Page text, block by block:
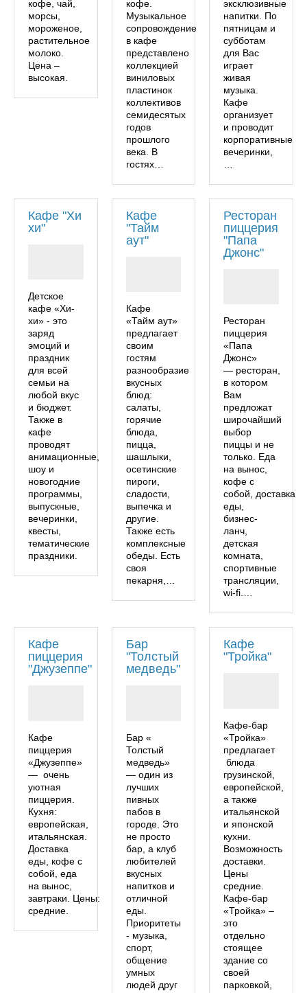
кофе, чай,
морсы,
мороженое,
растительное
молоко.
Цена –
высокая.
кофе.
Музыкальное
сопровождение
в кафе
представлено
коллекцией
виниловых
пластинок
коллективов
семидесятых
годов
прошлого
века. В
гостях…
эксклюзивные
напитки. По
пятницам и
субботам
для Вас
играет
живая
музыка.
Кафе
организует
и проводит
корпоративные
вечеринки,
Кафе "Хи
хи"
Детское
кафе «Хи-
хи» - это
заряд
эмоций и
праздник
для всей
семьи на
любой вкус
и бюджет.
Также в
кафе
проводят
анимационные,
шоу и
новогодние
программы,
выпускные,
вечеринки,
квесты,
тематические
праздники.
Кафе
"Тайм
аут"
Кафе
«Тайм аут»
предлагает
своим
гостям
разнообразие
вкусных
блюд:
салаты,
горячие
блюда,
пицца,
шашлыки,
осетинские
пироги,
сладости,
выпечка и
другие.
Также есть
комплексные
обеды. Есть
своя
пекарня,…
Ресторан
пиццерия
"Папа
Джонс"
Ресторан
пиццерия
«Папа
Джонс»
— ресторан,
в котором
Вам
предложат
широчайший
выбор
пиццы и не
только. Еда
на вынос,
кофе с
собой, доставка
еды,
бизнес-
ланч,
детская
комната,
спортивные
трансляции,
wi-fi.…
Кафе
пиццерия
"Джузеппе"
Кафе
пиццерия
«Джузеппе»
— очень
уютная
пиццерия.
Кухня:
европейская,
итальянская.
Доставка
еды, кофе с
собой, еда
на вынос,
завтраки. Цены:
средние.
Бар
"Толстый
медведь"
Бар «
Толстый
медведь»
— один из
лучших
пивных
пабов в
городе. Это
не просто
бар, а клуб
любителей
вкусных
напитков и
отличной
еды.
Приоритеты
- музыка,
спорт,
общение
умных
людей друг
Кафе
"Тройка"
Кафе-бар
«Тройка»
предлагает
блюда
грузинской,
европейской,
а также
итальянской
и японской
кухни.
Возможность
доставки.
Цены
средние.
Кафе-бар
«Тройка» –
это
отдельно
стоящее
здание со
своей
парковкой,